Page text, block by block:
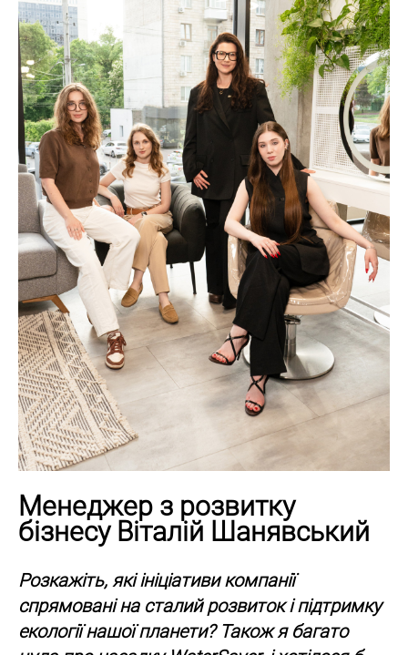
Менеджер з розвитку
бізнесу Віталій Шанявський
Розкажіть, які ініціативи компанії
спрямовані на сталий розвиток і підтримку
екології нашої планети? Також я багато